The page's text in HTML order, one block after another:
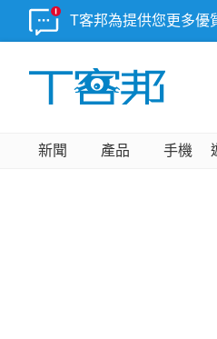
T客邦為提供您更多優
新聞 產品 手機